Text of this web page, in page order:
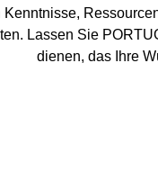
Lassen Sie
dienen, das Ihre